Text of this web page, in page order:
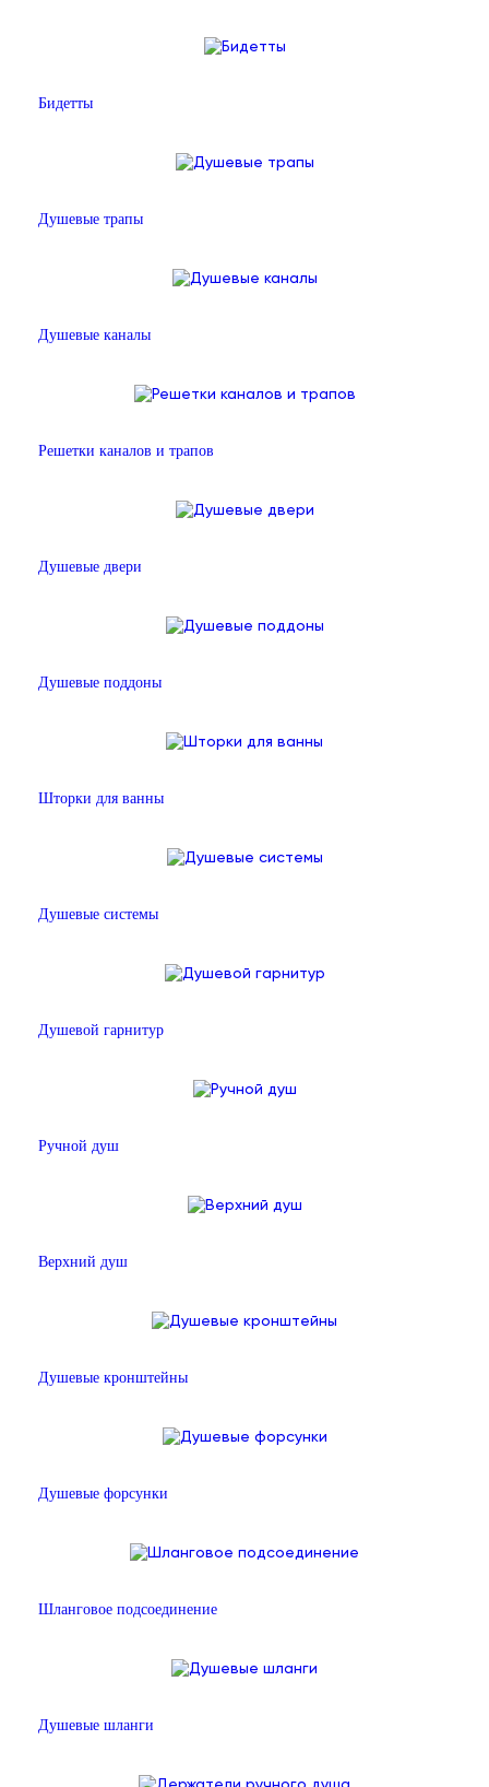
Бидетты
Душевые трапы
Душевые каналы
Решетки каналов и трапов
Душевые двери
Душевые поддоны
Шторки для ванны
Душевые системы
Душевой гарнитур
Ручной душ
Верхний душ
Душевые кронштейны
Душевые форсунки
Шланговое подсоединение
Душевые шланги